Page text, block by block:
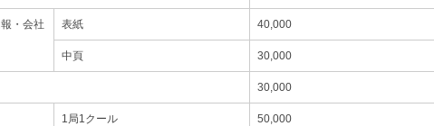
・会社
表紙 40,000
中頁 30,000
30,000
1局1クール 50,000